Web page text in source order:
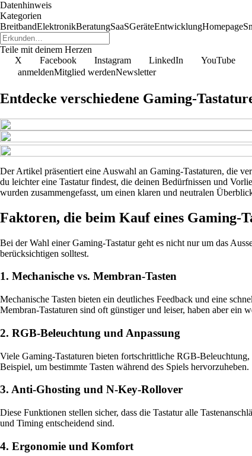
Datenhinweis
Kategorien
BreitbandElektronikBeratungSaaSGeräteEntwicklungHomepage
Teile mit deinem Herzen
X
Facebook Instagram LinkedIn YouTube
anmeldenMitglied werdenNewsletter
Entdecke verschiedene Gaming-
Der Artikel präsentiert eine Auswahl an Gaming-Tastaturen, die
du leichter eine Tastatur findest, die deinen Bedürfnissen und
wurden zusammengefasst, um einen klaren und neutralen
Faktoren, die beim Kauf eines Gaming-
Bei der Wahl einer Gaming-Tastatur geht es nicht nur um das
berücksichtigen solltest.
1. Mechanische vs. Membran-Tasten
Mechanische Tasten bieten ein deutliches Feedback und eine
Membran-Tastaturen sind oft günstiger und leiser, haben aber ein
2. RGB-Beleuchtung und Anpassung
Viele Gaming-Tastaturen bieten fortschrittliche RGB-
Beispiel, um bestimmte Tasten während des Spiels hervorzuheben.
3. Anti-Ghosting und N-Key-Rollover
Diese Funktionen stellen sicher, dass die Tastatur alle
und Timing entscheidend sind.
4. Ergonomie und Komfort